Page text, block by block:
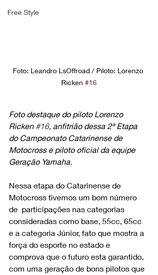
Free Style
Foto: Leandro LsOffroad / Piloto: Lorenzo
Ricken #16
Foto destaque do piloto Lorenzo
Ricken #16, anfitrião dessa 2ª Etapa
do Campeonato Catarinense de
Motocross e piloto oficial da equipe
Geração Yamaha.
Nessa etapa do Catarinense de
Motocross tivemos um bom número
de  participações nas categorias
consideradas como base, 55cc, 65cc
e a categoria Júnior, fato que mostra a
força do esporte no estado e
comprova que o futuro esta garantido,
com uma geração de bons pilotos que